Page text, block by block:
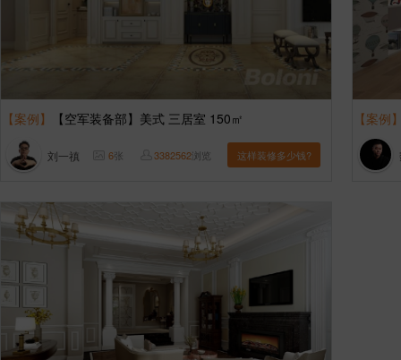
【案例】 【空军装备部】美式 三居室 150㎡
刘一禛 6张 3382562浏览 这样装修多少钱?
【案例